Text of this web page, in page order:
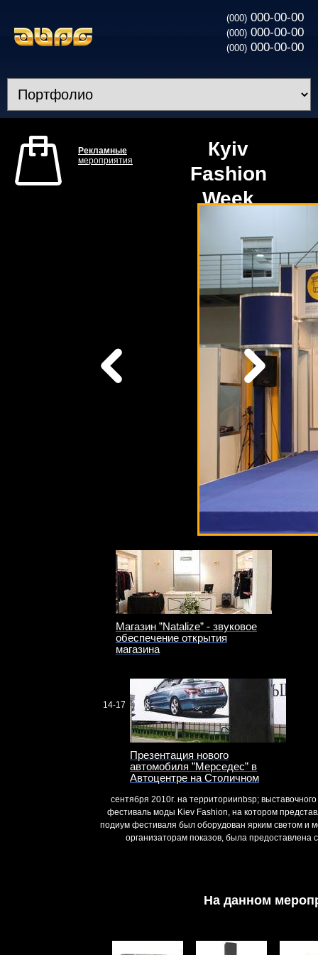
(000) 000-00-00
(000) 000-00-00
(000) 000-00-00
Рекламные
мероприятия
Кyiv
Fashion
Week
Магазин ”Natalize” - звуковое
обеспечение открытия
магазина
Презентация нового
автомобиля ”Мерседес” в
Автоцентре на Столичном
14-17
сентября 2010г. на территорииnbsp;
фестиваль моды Kiev Fashion, на котором
подиум фестиваля был оборудован ярким светом и
организаторам показов, была
На данном